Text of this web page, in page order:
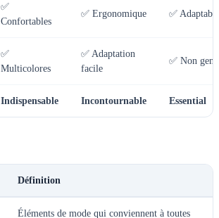
✅
Confortables
✅ Ergonomique ✅
✅
Multicolores
✅ Adaptation
facile
✅ Non
Indispensable Incontournable Essential
Définition
Éléments de mode qui conviennent à toutes